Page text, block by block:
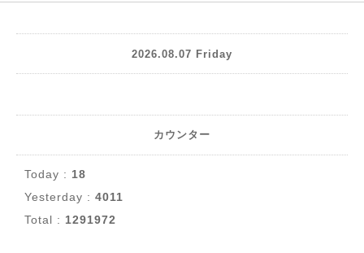
2026.08.07 Friday
カウンター
Today : 18
Yesterday : 4011
Total : 1291972